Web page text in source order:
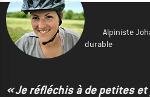
Alpiniste
durable
« Je réfléchis à de petites